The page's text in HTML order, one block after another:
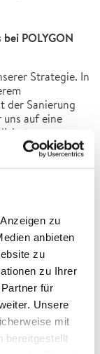
zu
anbieten
zu
zu Ihrer
für
Unsere
mit
bereitgestellt
POLYGON
Strategie. In
der Sanierung
auf eine
– wie
oder der
einer grünen
für
nachhaltige